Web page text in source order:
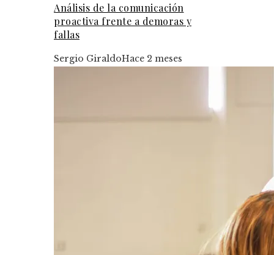
Análisis de la comunicación
proactiva frente a demoras y
fallas
Sergio GiraldoHace 2 meses